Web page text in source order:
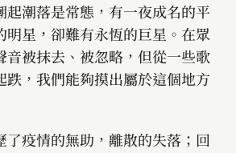
起潮落是常態，有一夜成名的平
明星，卻難有永恆的巨星。在眾
音被抹去、被忽略，但從一些歌
跌，我們能夠摸出屬於這個地方
了疫情的無助，離散的失落；回